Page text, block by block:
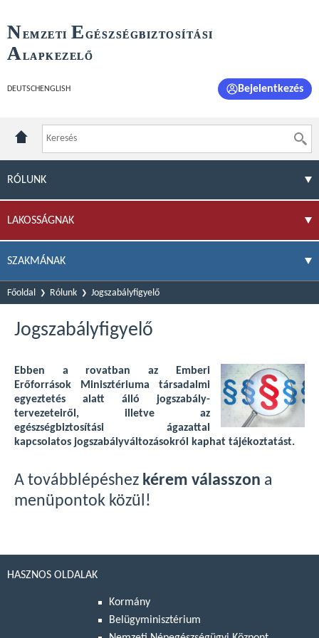
NEMZETI E GÉSZSÉGBIZTOSÍTÁSI
ALAPKEZELŐ
DEUTSCH ENGLISH Bejelentkezés
RÓLUNK
LAKOSSÁGNAK
SZAKMÁNAK
Főoldal Rólunk Jogszabályfigyelő
Jogszabályfigyelő
Ebben a rovatban az Emberi
Erőforrások Minisztériuma társadalmi
egyeztetés alatt álló jogszabály-
tervezeteiről, illetve az
egészségbiztosítási ágazattal
kapcsolatos jogszabályváltozásokról kaphat tájékoztatást.
A továbblépéshez kérem válasszon a
menüpontok közül!
HASZNOS OLDALAK
Kormány
Belügyminisztérium